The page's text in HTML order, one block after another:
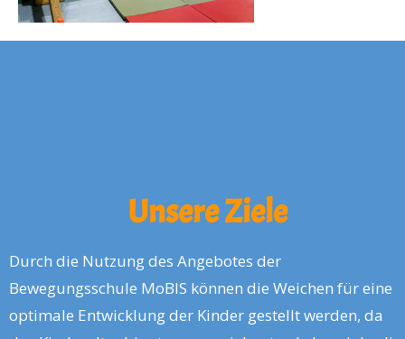
Unsere Ziele
Durch die Nutzung des Angebotes der
Bewegungsschule MoBIS können die Weichen für eine
optimale Entwicklung der Kinder gestellt werden, da